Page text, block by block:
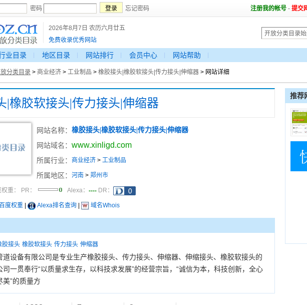
密码 忘记密码 注册我的帐号 - 提交
2026年8月7日 农历六月廿五
免费收录优秀网站
业目录 地区目录 网站排行 会员中心 网站帮助
分类目录 > 商业经济 > 工业制品 > 橡胶接头|橡胶软接头|传力接头|伸缩器 > 网站详细
|橡胶软接头|传力接头|伸缩器
网站名称： 橡胶接头|橡胶软接头|传力接头|伸缩器
网站域名： www.xinligd.com
所属行业： 商业经济 > 工业制品
所属地区： 河南 > 郑州市
重： PR： Alexa： ---- DR：
百度权重 Alexa排名查询 域名Whois
胶接头 橡胶软接头 传力接头 伸缩器
道设备有限公司是专业生产橡胶接头、传力接头、伸缩器、伸缩接头、橡胶软接头的
司一贯奉行“以质量求生存，以科技求发展”的经营宗旨，“诚信为本，科技创新，全心
”的质量方
推荐